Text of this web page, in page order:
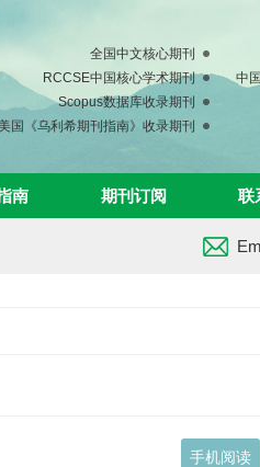
全国中文核心期刊
RCCSE中国核心学术期刊
中
Scopus数据库收录期刊
国《乌利希期刊指南》收录期刊
南 期刊订阅 联
手机阅读